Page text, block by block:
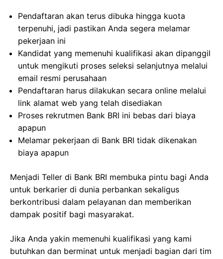
Pendaftaran akan terus dibuka hingga kuota
terpenuhi, jadi pastikan Anda segera melamar
pekerjaan ini
Kandidat yang memenuhi kualifikasi akan dipanggil
untuk mengikuti proses seleksi selanjutnya melalui
email resmi perusahaan
Pendaftaran harus dilakukan secara online melalui
link alamat web yang telah disediakan
Proses rekrutmen Bank BRI ini bebas dari biaya
apapun
Melamar pekerjaan di Bank BRI tidak dikenakan
biaya apapun
Menjadi Teller di Bank BRI membuka pintu bagi Anda
untuk berkarier di dunia perbankan sekaligus
berkontribusi dalam pelayanan dan memberikan
dampak positif bagi masyarakat.
Jika Anda yakin memenuhi kualifikasi yang kami
butuhkan dan berminat untuk menjadi bagian dari tim